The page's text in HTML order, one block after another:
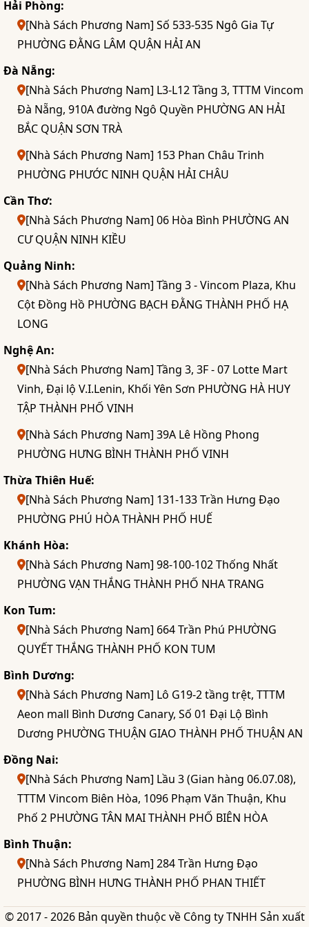
Hải Phòng:
[Nhà Sách Phương Nam] Số 533-535 Ngô Gia Tự
PHƯỜNG ĐẰNG LÂM QUẬN HẢI AN
Đà Nẵng:
[Nhà Sách Phương Nam] L3-L12 Tầng 3, TTTM Vincom
Đà Nẵng, 910A đường Ngô Quyền PHƯỜNG AN HẢI
BẮC QUẬN SƠN TRÀ
[Nhà Sách Phương Nam] 153 Phan Châu Trinh
PHƯỜNG PHƯỚC NINH QUẬN HẢI CHÂU
Cần Thơ:
[Nhà Sách Phương Nam] 06 Hòa Bình PHƯỜNG AN
CƯ QUẬN NINH KIỀU
Quảng Ninh:
[Nhà Sách Phương Nam] Tầng 3 - Vincom Plaza, Khu
Cột Đồng Hồ PHƯỜNG BẠCH ĐẰNG THÀNH PHỐ HẠ
LONG
Nghệ An:
[Nhà Sách Phương Nam] Tầng 3, 3F - 07 Lotte Mart
Vinh, Đại lộ V.I.Lenin, Khối Yên Sơn PHƯỜNG HÀ HUY
TẬP THÀNH PHỐ VINH
[Nhà Sách Phương Nam] 39A Lê Hồng Phong
PHƯỜNG HƯNG BÌNH THÀNH PHỐ VINH
Thừa Thiên Huế:
[Nhà Sách Phương Nam] 131-133 Trần Hưng Đạo
PHƯỜNG PHÚ HÒA THÀNH PHỐ HUẾ
Khánh Hòa:
[Nhà Sách Phương Nam] 98-100-102 Thống Nhất
PHƯỜNG VẠN THẮNG THÀNH PHỐ NHA TRANG
Kon Tum:
[Nhà Sách Phương Nam] 664 Trần Phú PHƯỜNG
QUYẾT THẮNG THÀNH PHỐ KON TUM
Bình Dương:
[Nhà Sách Phương Nam] Lô G19-2 tầng trệt, TTTM
Aeon mall Bình Dương Canary, Số 01 Đại Lộ Bình
Dương PHƯỜNG THUẬN GIAO THÀNH PHỐ THUẬN AN
Đồng Nai:
[Nhà Sách Phương Nam] Lầu 3 (Gian hàng 06.07.08),
TTTM Vincom Biên Hòa, 1096 Phạm Văn Thuận, Khu
Phố 2 PHƯỜNG TÂN MAI THÀNH PHỐ BIÊN HÒA
Bình Thuận:
[Nhà Sách Phương Nam] 284 Trần Hưng Đạo
PHƯỜNG BÌNH HƯNG THÀNH PHỐ PHAN THIẾT
© 2017 - 2026 Bản quyền thuộc về Công ty TNHH Sản xuất